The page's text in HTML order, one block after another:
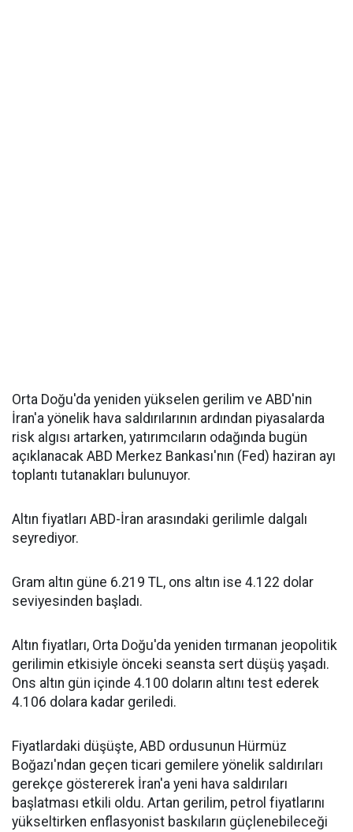
Orta Doğu'da yeniden yükselen gerilim ve ABD'nin
İran'a yönelik hava saldırılarının ardından piyasalarda
risk algısı artarken, yatırımcıların odağında bugün
açıklanacak ABD Merkez Bankası'nın (Fed) haziran ayı
toplantı tutanakları bulunuyor.
Altın fiyatları ABD-İran arasındaki gerilimle dalgalı
seyrediyor.
Gram altın güne 6.219 TL, ons altın ise 4.122 dolar
seviyesinden başladı.
Altın fiyatları, Orta Doğu'da yeniden tırmanan jeopolitik
gerilimin etkisiyle önceki seansta sert düşüş yaşadı.
Ons altın gün içinde 4.100 doların altını test ederek
4.106 dolara kadar geriledi.
Fiyatlardaki düşüşte, ABD ordusunun Hürmüz
Boğazı'ndan geçen ticari gemilere yönelik saldırıları
gerekçe göstererek İran'a yeni hava saldırıları
başlatması etkili oldu. Artan gerilim, petrol fiyatlarını
yükseltirken enflasyonist baskıların güçlenebileceği